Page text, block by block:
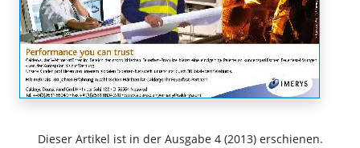
Dieser Artikel ist in der Ausgabe 4 (2013) erschienen.